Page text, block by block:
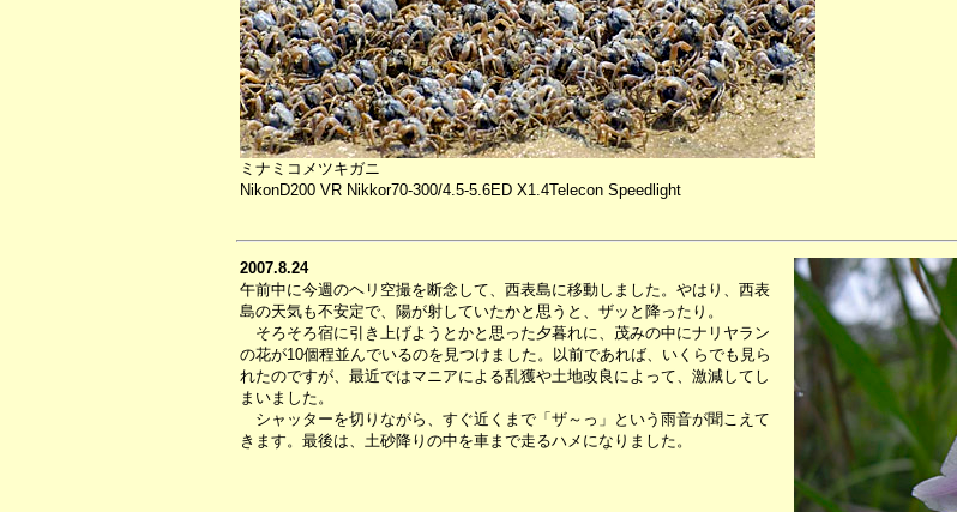
ミナミコメツキガニ
NikonD200 VR Nikkor70-300/4.5-5.6ED X1.4Telecon Speedlight
2007.8.24
午前中に今週のヘリ空撮を断念して、西表島に移動しました。やはり、西表
島の天気も不安定で、陽が射していたかと思うと、ザッと降ったり。
そろそろ宿に引き上げようとかと思った夕暮れに、茂みの中にナリヤラン
の花が10個程並んでいるのを見つけました。以前であれば、いくらでも見ら
れたのですが、最近ではマニアによる乱獲や土地改良によって、激減してし
まいました。
シャッターを切りながら、すぐ近くまで「ザ～っ」という雨音が聞こえて
きます。最後は、土砂降りの中を車まで走るハメになりました。